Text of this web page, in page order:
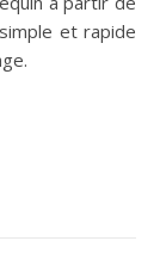
et rapide